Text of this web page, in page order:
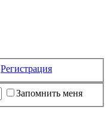
Регистрация
Запомнить меня